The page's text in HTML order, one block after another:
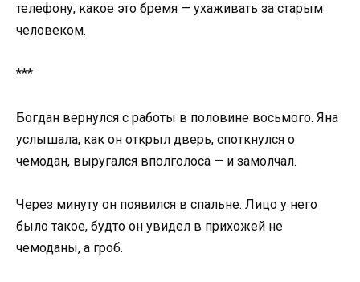
телефону, какое это бремя — ухаживать за старым
человеком.
***
Богдан вернулся с работы в половине восьмого. Яна
услышала, как он открыл дверь, споткнулся о
чемодан, выругался вполголоса — и замолчал.
Через минуту он появился в спальне. Лицо у него
было такое, будто он увидел в прихожей не
чемоданы, а гроб.